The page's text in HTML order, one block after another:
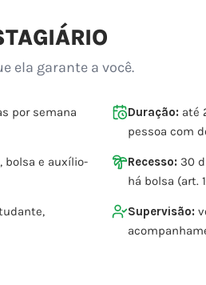
ela garante a você.
por semana
Duração: até
pessoa com
bolsa e auxílio-
Recesso: 30
há bolsa (art.
Supervisão: